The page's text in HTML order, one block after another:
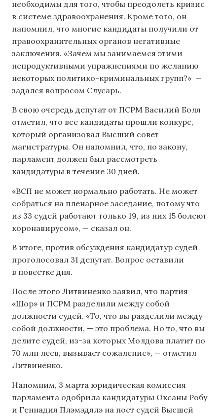
необходимы для того, чтобы преодолеть кризис
в системе здравоохранения. Кроме того, он
напомнил, что многие кандидаты получили от
правоохранительных органов негативные
заключения. «Зачем мы занимаемся этими
непродуктивными упражнениями по желанию
некоторых политико-криминальных групп?» —
задался вопросом Слусарь.
В свою очередь депутат от ПСРМ Василий Боля
отметил, что все кандидаты прошли конкурс,
который организовал Высший совет
магистратуры. Он напомнил, что, по закону,
парламент должен был рассмотреть
кандидатуры в течение 30 дней.
«ВСП не может нормально работать. Не может
собраться на пленарное заседание, потому что
из 33 судей работают только 19, из них 15 болеют
коронавирусом», — сказал он.
В итоге, против обсуждения кандидатур судей
проголосовал 31 депутат. Вопрос оставили
в повестке дня.
После этого Литвиненко заявил, что партия
«Шор» и ПСРМ разделили между собой
должности судей. «То, что вы разделили между
собой должности, — это проблема. Но то, что вы
делите судей, из-за которых Молдова платит по
70 млн леев, вызывает сожаление», — отметил
Литвиненко.
Напомним, 3 марта юридическая комиссия
парламента одобрила кандидатуры Оксаны Робу
и Геннадия Плэмэдялэ на пост судей Высшей